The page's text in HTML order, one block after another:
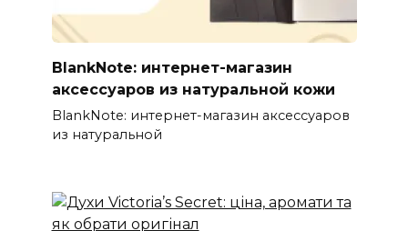
BlankNote: интернет-магазин
аксессуаров из натуральной кожи
BlankNote: интернет-магазин аксессуаров
из натуральной